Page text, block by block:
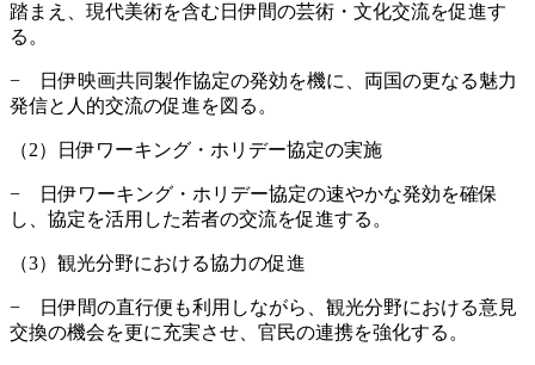
踏まえ、現代美術を含む日伊間の芸術・文化交流を促進す
る。
− 日伊映画共同製作協定の発効を機に、両国の更なる魅力
発信と人的交流の促進を図る。
（2）日伊ワーキング・ホリデー協定の実施
− 日伊ワーキング・ホリデー協定の速やかな発効を確保
し、協定を活用した若者の交流を促進する。
（3）観光分野における協力の促進
− 日伊間の直行便も利用しながら、観光分野における意見
交換の機会を更に充実させ、官民の連携を強化する。